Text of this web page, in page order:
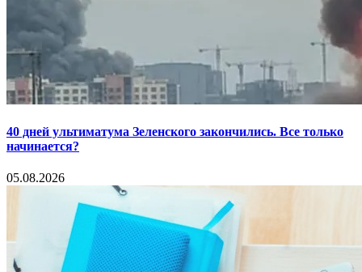
40 дней ультиматума Зеленского закончились. Все только
начинается?
05.08.2026